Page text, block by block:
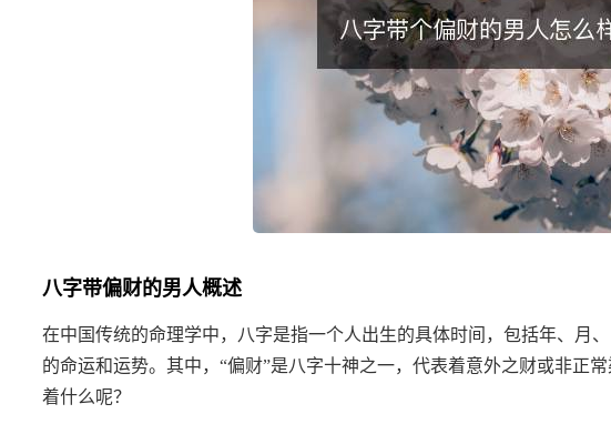
八字带偏财的男人概述
在中国传统的命理学中，八字是指一个人出生的具体时间，包括年、月
的命运和运势。其中，“偏财”是八字十神之一，代表着意外之财或非正
着什么呢？